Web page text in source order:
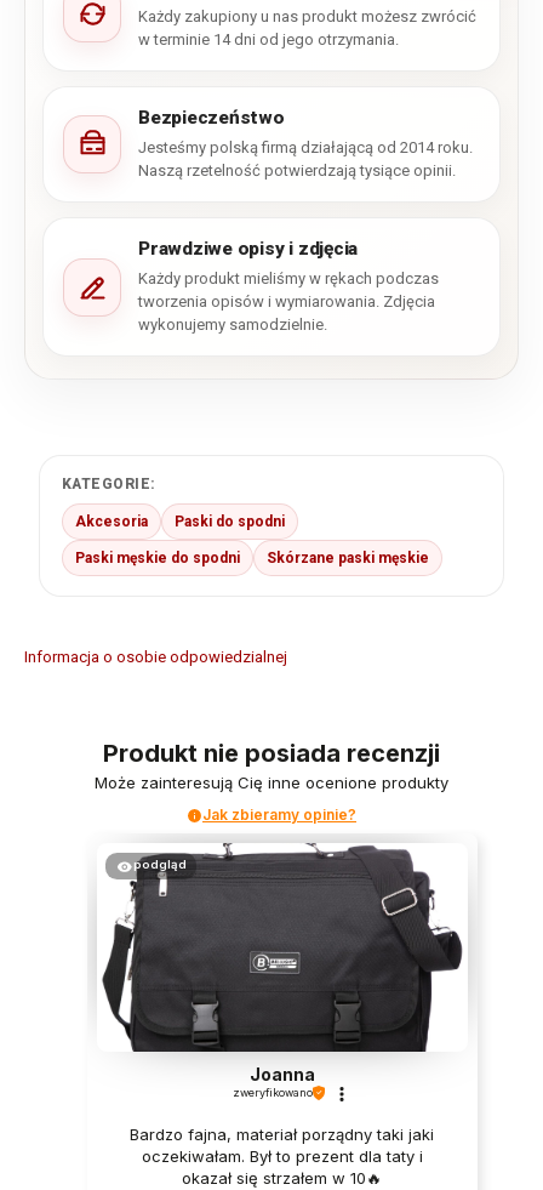
Każdy zakupiony u nas produkt możesz zwrócić
w terminie 14 dni od jego otrzymania.
Bezpieczeństwo
Jesteśmy polską firmą działającą od 2014 roku.
Naszą rzetelność potwierdzają tysiące opinii.
Prawdziwe opisy i zdjęcia
Każdy produkt mieliśmy w rękach podczas
tworzenia opisów i wymiarowania. Zdjęcia
wykonujemy samodzielnie.
KATEGORIE:
Akcesoria Paski do spodni
Paski męskie do spodni Skórzane paski męskie
Informacja o osobie odpowiedzialnej
Produkt nie posiada recenzji
Może zainteresują Cię inne ocenione produkty
Jak zbieramy opinie?
podgląd
Joanna
zweryfikowano
Bardzo fajna, materiał porządny taki jaki
oczekiwałam. Był to prezent dla taty i
okazał się strzałem w 10🔥